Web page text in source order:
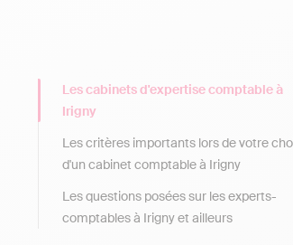
Les cabinets d'expertise comptable à
Irigny
Les critères importants lors de votre
d'un cabinet comptable à Irigny
Les questions posées sur les experts-
comptables à Irigny et ailleurs